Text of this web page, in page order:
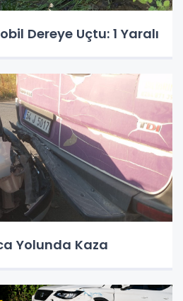
Dereye Uçtu: 1 Yaralı
Yolunda Kaza